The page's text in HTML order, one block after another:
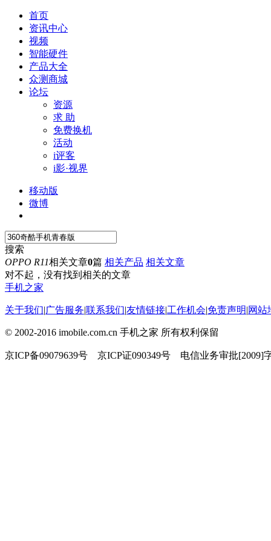
首页
资讯中心
视频
智能硬件
产品大全
众测商城
论坛
资源
求 助
免费换机
活动
i评客
i影·视界
移动版
微博
搜索
OPPO R11相关文章0篇 相关产品 相关文章
对不起，没有找到相关的文章
手机之家
关于我们|广告服务|联系我们|友情链接|工作机会|免责声明|网站
© 2002-2016 imobile.com.cn 手机之家 所有权利保留
京ICP备09079639号 京ICP证090349号 电信业务审批[2009]